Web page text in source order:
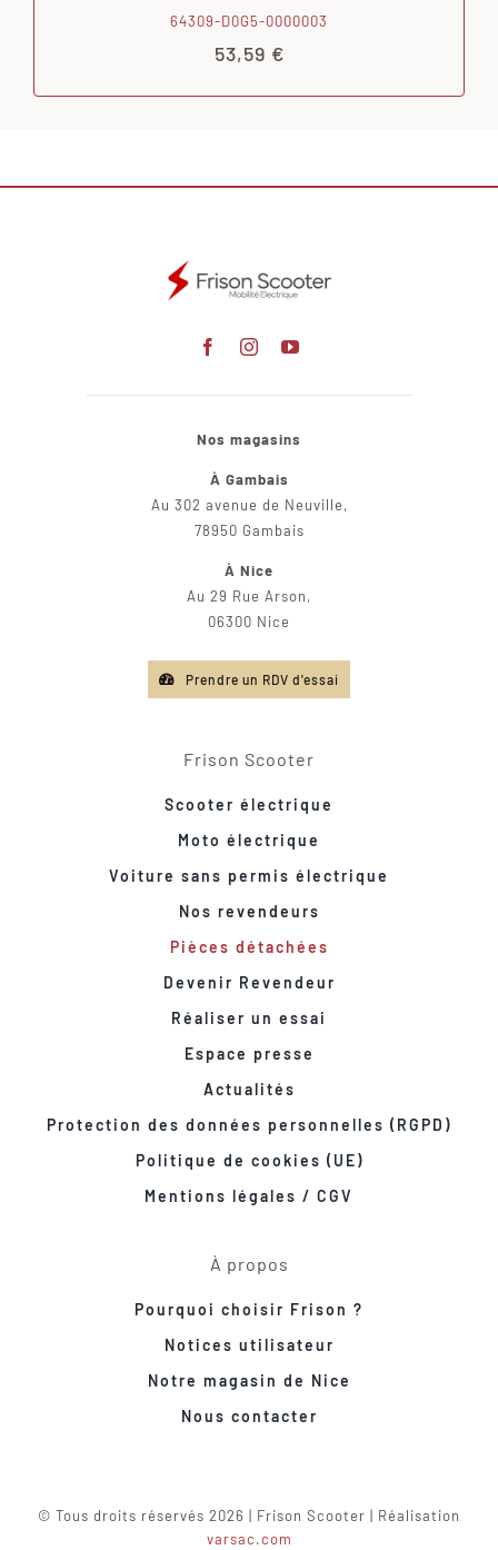
64309-D0G5-0000003
53,59 €
Nos magasins
À Gambais
Au 302 avenue de Neuville,
78950 Gambais
À Nice
Au 29 Rue Arson,
06300 Nice
Prendre un RDV d'essai
Frison Scooter
Scooter électrique
Moto électrique
Voiture sans permis électrique
Nos revendeurs
Pièces détachées
Devenir Revendeur
Réaliser un essai
Espace presse
Actualités
Protection des données personnelles (RGPD)
Politique de cookies (UE)
Mentions légales / CGV
À propos
Pourquoi choisir Frison ?
Notices utilisateur
Notre magasin de Nice
Nous contacter
© Tous droits réservés 2026 | Frison Scooter | Réalisation
varsac.com